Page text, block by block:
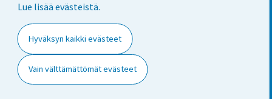
Lue lisää evästeistä.
Hyväksyn kaikki evästeet
Vain välttämättömät evästeet
Saavutettavuus
Tietoa sivustosta
Evästeasetukset